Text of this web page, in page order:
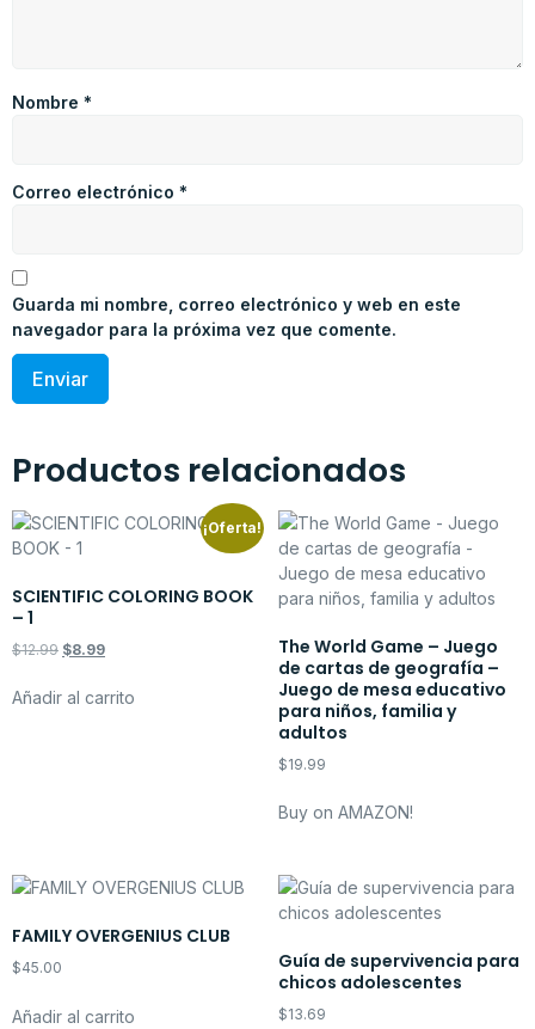
Nombre *
Correo electrónico *
Guarda mi nombre, correo electrónico y web en este
navegador para la próxima vez que comente.
Productos relacionados
¡Oferta!
SCIENTIFIC COLORING BOOK
– 1
$12.99 $8.99
Añadir al carrito
The World Game – Juego
de cartas de geografía –
Juego de mesa educativo
para niños, familia y
adultos
$19.99
Buy on AMAZON!
FAMILY OVERGENIUS CLUB
$45.00
Añadir al carrito
Guía de supervivencia para
chicos adolescentes
$13.69